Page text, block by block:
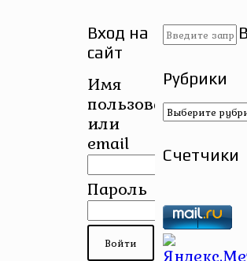
Вход на
сайт
Имя
пользователя
или
email
Пароль
Рубрики
Рубрики
Счетчики